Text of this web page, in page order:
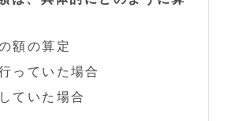
額の算定
っていた場合
ていた場合